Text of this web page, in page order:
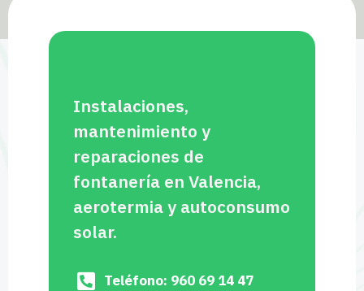
Instalaciones,
mantenimiento y
reparaciones de
fontanería en Valencia,
aerotermia y autoconsumo
solar.
Teléfono: 960 69 14 47